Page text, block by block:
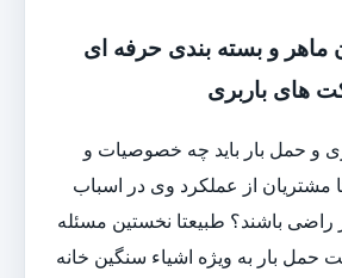
ماهر و بسته بندی حرفه ای
های باربری
و حمل بار باید چه خصوصیات و
مشتریان از عملکرد وی در اسباب
باشند؟ طبیعتا نخستین مسئله
حمل بار به ویژه اشیاء سنگین خانه